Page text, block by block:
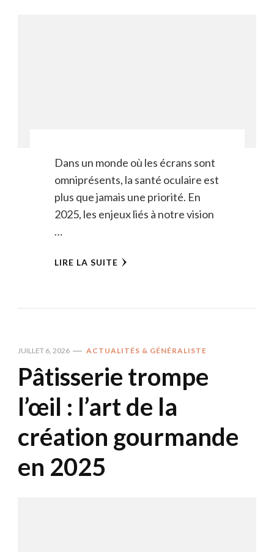
Dans un monde où les écrans sont
omniprésents, la santé oculaire est
plus que jamais une priorité. En
2025, les enjeux liés à notre vision
…
LIRE LA SUITE
JUILLET 6, 2026 ACTUALITÉS & GÉNÉRALISTE
Pâtisserie trompe
l’œil : l’art de la
création gourmande
en 2025